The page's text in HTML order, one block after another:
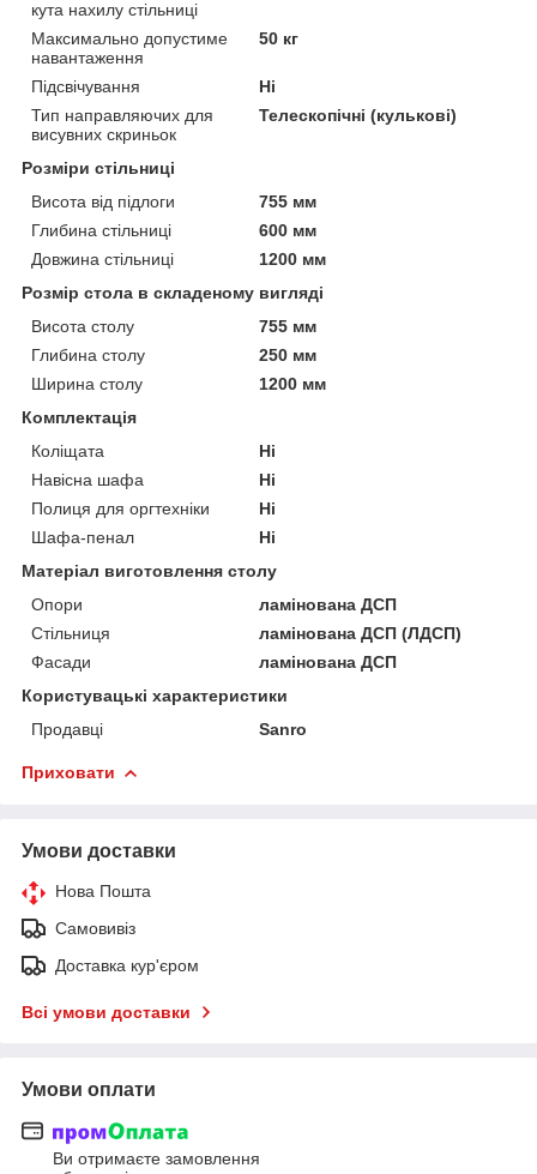
кута нахилу стільниці
Максимально допустиме
навантаження
50 кг
Підсвічування
Ні
Тип направляючих для
висувних скриньок
Телескопічні (кулькові)
Розміри стільниці
Висота від підлоги
755 мм
Глибина стільниці
600 мм
Довжина стільниці
1200 мм
Розмір стола в складеному вигляді
Висота столу
755 мм
Глибина столу
250 мм
Ширина столу
1200 мм
Комплектація
Коліщата
Ні
Навісна шафа
Ні
Полиця для оргтехніки
Ні
Шафа-пенал
Ні
Матеріал виготовлення столу
Опори
ламінована ДСП
Стільниця
ламінована ДСП (ЛДСП)
Фасади
ламінована ДСП
Користувацькі характеристики
Продавці
Sanro
Приховати
Умови доставки
Нова Пошта
Самовивіз
Доставка кур'єром
Всі умови доставки
Умови оплати
Ви отримаєте замовлення